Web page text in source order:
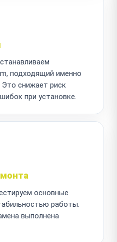
подходящий именно
снижает риск
при установке.
основные
работы.
выполнена